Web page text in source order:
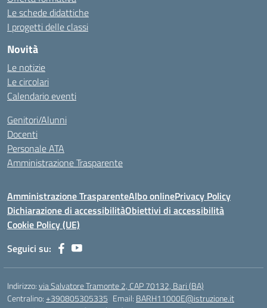
Le schede didattiche
I progetti delle classi
Novità
Le notizie
Le circolari
Calendario eventi
Genitori/Alunni
Docenti
Personale ATA
Amministrazione Trasparente
Amministrazione TrasparenteAlbo onlinePrivacy Policy
Dichiarazione di accessibilitàObiettivi di accessibilità
Cookie Policy (UE)
Seguici su:
Indirizzo:via Salvatore Tramonte 2, CAP 70132, Bari (BA)
Centralino:+390805305335 Email: BARH11000E@istruzione.it